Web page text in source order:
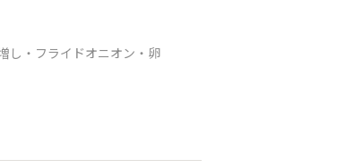
し・フライドオニオン・卵